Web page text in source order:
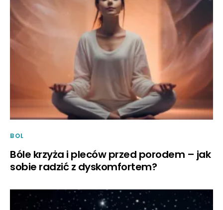
BOL
Bóle krzyża i pleców przed porodem – jak
sobie radzić z dyskomfortem?